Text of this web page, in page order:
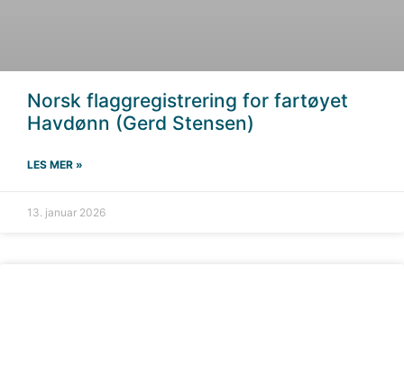
Norsk flaggregistrering for fartøyet
Havdønn (Gerd Stensen)
LES MER »
13. januar 2026